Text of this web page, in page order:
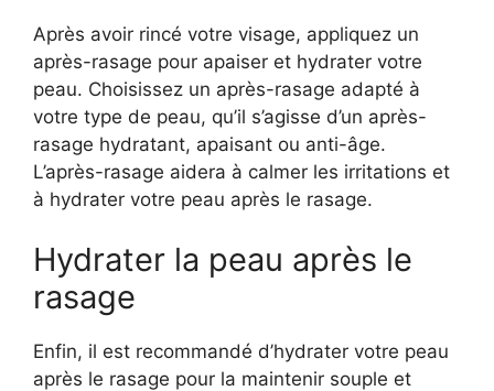
Après avoir rincé votre visage, appliquez un
après-rasage pour apaiser et hydrater votre
peau. Choisissez un après-rasage adapté à
votre type de peau, qu’il s’agisse d’un après-
rasage hydratant, apaisant ou anti-âge.
L’après-rasage aidera à calmer les irritations et
à hydrater votre peau après le rasage.
Hydrater la peau après le
rasage
Enfin, il est recommandé d’hydrater votre peau
après le rasage pour la maintenir souple et